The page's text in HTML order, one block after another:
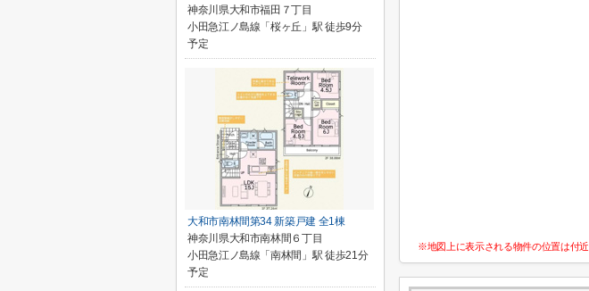
※地図上に表示される物件の位置は付
神奈川県大和市福田７丁目
小田急江ノ島線「桜ヶ丘」駅 徒歩9分
予定
大和市南林間第34 新築戸建 全1棟
神奈川県大和市南林間６丁目
小田急江ノ島線「南林間」駅 徒歩21分
予定